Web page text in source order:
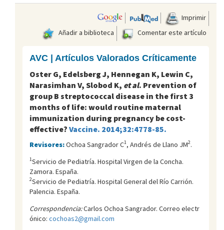
Imprimir
Añadir a biblioteca
Comentar este artículo
AVC | Artículos Valorados Críticamente
Oster G, Edelsberg J, Hennegan K, Lewin C,
Narasimhan V, Slobod K, et al. Prevention of
group B streptococcal disease in the first 3
months of life: would routine maternal
immunization during pregnancy be cost-
effective? Vaccine. 2014;32:4778-85.
Revisores:Ochoa Sangrador C1, Andrés de Llano JM2.
1Servicio de Pediatría. Hospital Virgen de la Concha.
Zamora. España.
2Servicio de Pediatría. Hospital General del Río Carrión.
Palencia. España.
Correspondencia:Carlos Ochoa Sangrador. Correo electr
ónico: cochoas2@gmail.com